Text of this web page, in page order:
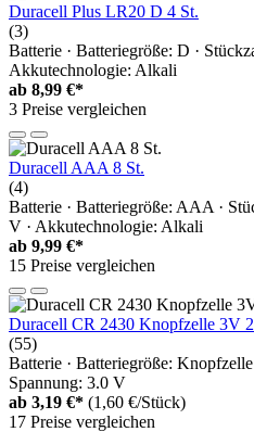
Duracell Plus LR20 D 4 St.
(3)
Batterie · Batteriegröße: D ·
Akkutechnologie: Alkali
ab 8,99 €*
3 Preise vergleichen
Duracell AAA 8 St.
(4)
Batterie · Batteriegröße: AAA ·
V · Akkutechnologie: Alkali
ab 9,99 €*
15 Preise vergleichen
Duracell CR 2430 Knopfzelle 3V
(55)
Batterie · Batteriegröße:
Spannung: 3.0 V
ab 3,19 €* (1,60 €/Stück)
17 Preise vergleichen